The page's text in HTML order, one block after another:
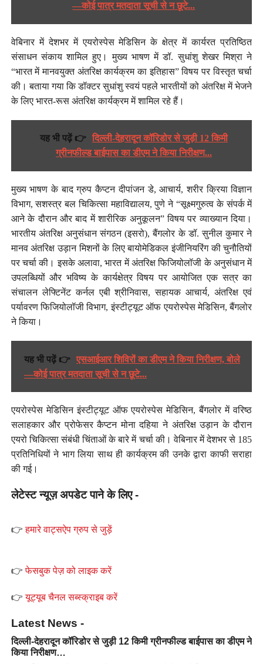
—कोई पात्र मतदाता सूची से न छूटे...
वेबिनार में देशभर में एयरोस्पेस मेडिसिन के क्षेत्र में कार्यरत प्रतिष्ठित
संसाधन संकाय शामिल हुए। मुख्य भाषण में डॉ. सुधांशु शेखर मिश्रा ने
“भारत में मानवयुक्त अंतरिक्ष कार्यक्रम का इतिहास” विषय पर विस्तृत चर्चा
की। बताया गया कि डॉक्टर सुधांशु स्वयं पहले भारतीयों को अंतरिक्ष में भेजने
के लिए भारत-रूस अंतरिक्ष कार्यक्रम में शामिल रहे हैं।
यह भी पढ़ें 👉 दिल्ली-देहरादून कॉरिडोर से जुड़ी 12 किमी
ग्रीनफील्ड बाईपास का डीएम ने किया निरीक्षण...
मुख्य भाषण के बाद ग्रुप कैप्टन दीपांजन डे, आचार्य, शरीर क्रिया विज्ञान
विभाग, सशस्त्र बल चिकित्सा महाविद्यालय, पुणे ने “सूक्ष्मगुरुत्व के संपर्क में
आने के दौरान और बाद में शारीरिक अनुकूलन” विषय पर व्याख्यान दिया।
भारतीय अंतरिक्ष अनुसंधान संगठन (इसरो), बैंगलोर के डॉ. सुनील कुमार ने
मानव अंतरिक्ष उड़ान मिशनों के लिए बायोमेडिकल इंजीनियरिंग की चुनौतियों
पर चर्चा की। इसके अलावा, भारत में अंतरिक्ष फिजियोलॉजी के अनुसंधान में
उपलब्धियों और भविष्य के कार्यक्षेत्र विषय पर आयोजित एक सत्र का
संचालन लेफ्टिनेंट कर्नल एबी श्रीनिवास, सहायक आचार्य, अंतरिक्ष एवं
पर्यावरण फिजियोलॉजी विभाग, इंस्टीट्यूट ऑफ एयरोस्पेस मेडिसिन, बैंगलोर
ने किया।
यह भी पढ़ें 👉 एसआईआर शिविरों का डीएम ने किया निरीक्षण, बोले
—कोई पात्र मतदाता सूची से न छूटे...
एयरोस्पेस मेडिसिन इंस्टीट्यूट ऑफ एयरोस्पेस मेडिसिन, बैंगलोर में वरिष्ठ
सलाहकार और प्रोफेसर कैप्टन मोना दहिया ने अंतरिक्ष उड़ान के दौरान
एयरो चिकित्सा संबंधी चिंताओं के बारे में चर्चा की। वेबिनार में देशभर से 185
प्रतिनिधियों ने भाग लिया साथ ही कार्यक्रम की उनके द्वारा काफी सराहा
की गई।
लेटेस्ट न्यूज़ अपडेट पाने के लिए -
👉हमारे वाट्सऐप ग्रुप से जुड़ें
👉फेसबुक पेज़ को लाइक करें
👉यूट्यूब चैनल सब्स्क्राइब करें
Latest News -
दिल्ली-देहरादून कॉरिडोर से जुड़ी 12 किमी ग्रीनफील्ड बाईपास का डीएम ने
किया निरीक्षण…